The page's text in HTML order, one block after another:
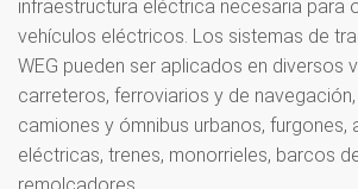
infraestructura eléctrica necesaria para
vehículos eléctricos. Los sistemas de
WEG pueden ser aplicados en diversos
carreteros, ferroviarios y de
camiones y ómnibus urbanos, furgones,
eléctricas, trenes, monorrieles, barcos